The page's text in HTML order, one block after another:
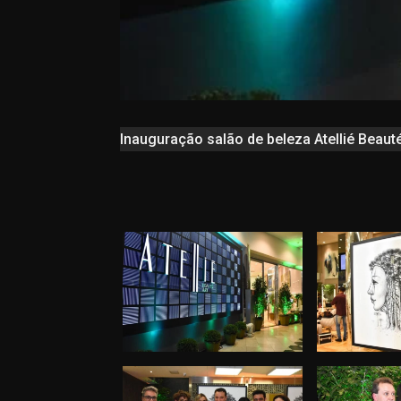
Inauguração salão de beleza Atellié